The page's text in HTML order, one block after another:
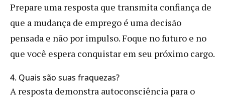
Prepare uma resposta que transmita confiança de
que a mudança de emprego é uma decisão
pensada e não por impulso. Foque no futuro e no
que você espera conquistar em seu próximo cargo.
4. Quais são suas fraquezas?
A resposta demonstra autoconsciência para o